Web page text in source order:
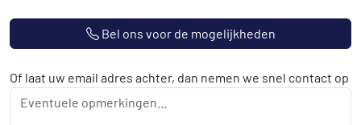
Bel ons voor de mogelijkheden
Of laat uw email adres achter, dan nemen we snel contact op